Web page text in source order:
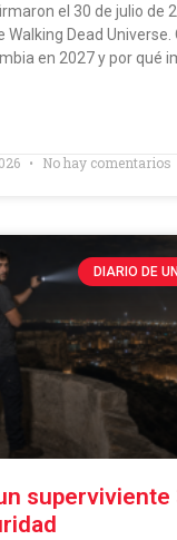
el 30 de julio de
Walking Dead Universe.
en 2027 y por qué
No hay comentarios
DIARIO DE
superviviente